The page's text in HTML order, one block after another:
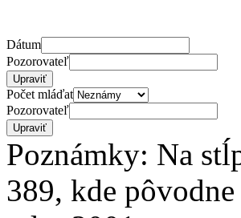
Dátum
Pozorovateľ
Počet mláďat
Pozorovateľ
Poznámky: Na
389, kde